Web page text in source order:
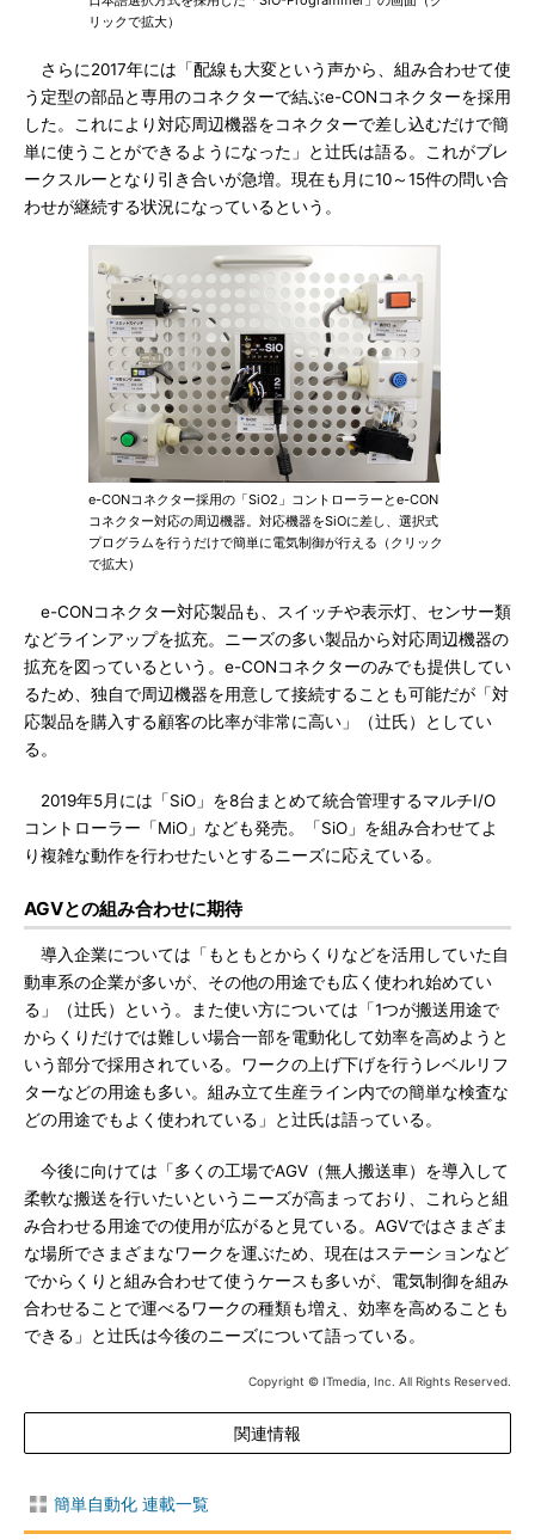
リックで拡大）
さらに2017年には「配線も大変という声から、組み合わせて使
う定型の部品と専用のコネクターで結ぶe-CONコネクターを採用
した。これにより対応周辺機器をコネクターで差し込むだけで簡
単に使うことができるようになった」と辻氏は語る。これがブレ
ークスルーとなり引き合いが急増。現在も月に10～15件の問い合
わせが継続する状況になっているという。
e-CONコネクター採用の「SiO2」コントローラーとe-CON
コネクター対応の周辺機器。対応機器をSiOに差し、選択式
プログラムを行うだけで簡単に電気制御が行える（クリック
で拡大）
e-CONコネクター対応製品も、スイッチや表示灯、センサー類
などラインアップを拡充。ニーズの多い製品から対応周辺機器の
拡充を図っているという。e-CONコネクターのみでも提供してい
るため、独自で周辺機器を用意して接続することも可能だが「対
応製品を購入する顧客の比率が非常に高い」（辻氏）としてい
る。
2019年5月には「SiO」を8台まとめて統合管理するマルチI/O
コントローラー「MiO」なども発売。「SiO」を組み合わせてよ
り複雑な動作を行わせたいとするニーズに応えている。
AGVとの組み合わせに期待
導入企業については「もともとからくりなどを活用していた自
動車系の企業が多いが、その他の用途でも広く使われ始めてい
る」（辻氏）という。また使い方については「1つが搬送用途で
からくりだけでは難しい場合一部を電動化して効率を高めようと
いう部分で採用されている。ワークの上げ下げを行うレベルリフ
ターなどの用途も多い。組み立て生産ライン内での簡単な検査な
どの用途でもよく使われている」と辻氏は語っている。
今後に向けては「多くの工場でAGV（無人搬送車）を導入して
柔軟な搬送を行いたいというニーズが高まっており、これらと組
み合わせる用途での使用が広がると見ている。AGVではさまざま
な場所でさまざまなワークを運ぶため、現在はステーションなど
でからくりと組み合わせて使うケースも多いが、電気制御を組み
合わせることで運べるワークの種類も増え、効率を高めることも
できる」と辻氏は今後のニーズについて語っている。
Copyright © ITmedia, Inc. All Rights Reserved.
関連情報
簡単自動化 連載一覧